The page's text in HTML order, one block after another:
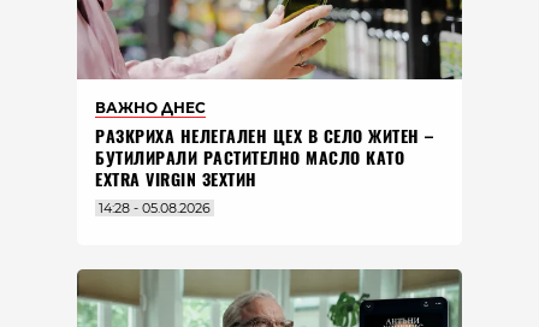
ВАЖНО ДНЕС
РАЗКРИХА НЕЛЕГАЛЕН ЦЕХ В СЕЛО ЖИТЕН –
БУТИЛИРАЛИ РАСТИТЕЛНО МАСЛО КАТО
EXTRA VIRGIN ЗЕХТИН
14:28 - 05.08.2026